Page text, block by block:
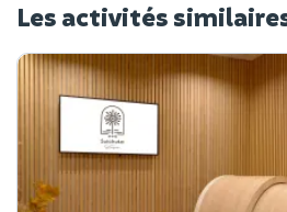
Les activités